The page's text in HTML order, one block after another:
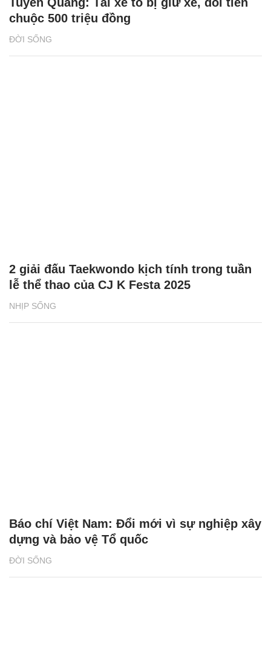
ĐỜI SỐNG
Tuyên Quang: Tài xế tố bị giữ xe, đòi tiền
chuộc 500 triệu đồng
NHỊP SỐNG
2 giải đấu Taekwondo kịch tính trong tuần
lễ thể thao của CJ K Festa 2025
ĐỜI SỐNG
Báo chí Việt Nam: Đổi mới vì sự nghiệp xây
dựng và bảo vệ Tổ quốc